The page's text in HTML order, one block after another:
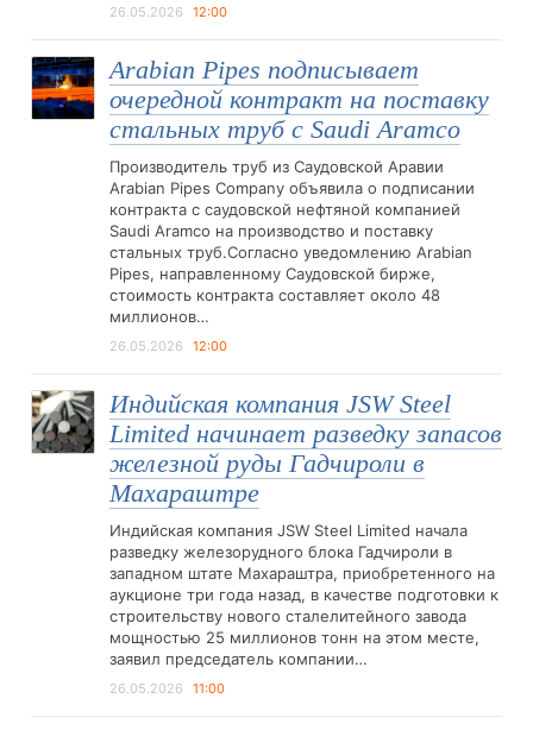
26.05.2026 12:00
Arabian Pipes подписывает
очередной контракт на поставку
стальных труб с Saudi Aramco
Производитель труб из Саудовской Аравии
Arabian Pipes Company объявила о подписании
контракта с саудовской нефтяной компанией
Saudi Aramco на производство и поставку
стальных труб.Согласно уведомлению Arabian
Pipes, направленному Саудовской бирже,
стоимость контракта составляет около 48
миллионов…
26.05.2026 12:00
Индийская компания JSW Steel
Limited начинает разведку запасов
железной руды Гадчироли в
Махараштре
Индийская компания JSW Steel Limited начала
разведку железорудного блока Гадчироли в
западном штате Махараштра, приобретенного на
аукционе три года назад, в качестве подготовки к
строительству нового сталелитейного завода
мощностью 25 миллионов тонн на этом месте,
заявил председатель компании…
26.05.2026 11:00